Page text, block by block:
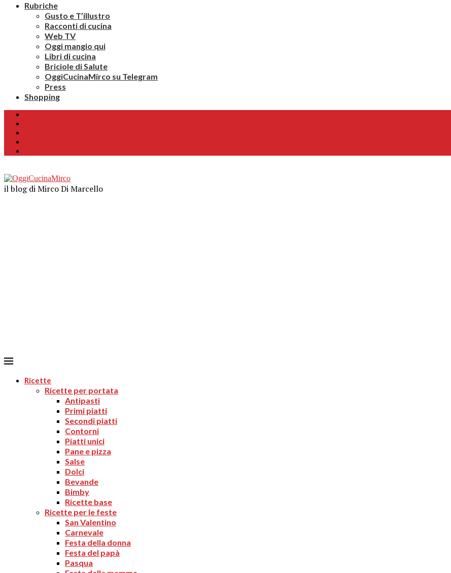
Rubriche
Gusto e T’illustro
Racconti di cucina
Web TV
Oggi mangio qui
Libri di cucina
Briciole di Salute
OggiCucinaMirco su Telegram
Press
Shopping
il blog di Mirco Di Marcello
Ricette
Ricette per portata
Antipasti
Primi piatti
Secondi piatti
Contorni
Piatti unici
Pane e pizza
Salse
Dolci
Bevande
Bimby
Ricette base
Ricette per le feste
San Valentino
Carnevale
Festa della donna
Festa del papà
Pasqua